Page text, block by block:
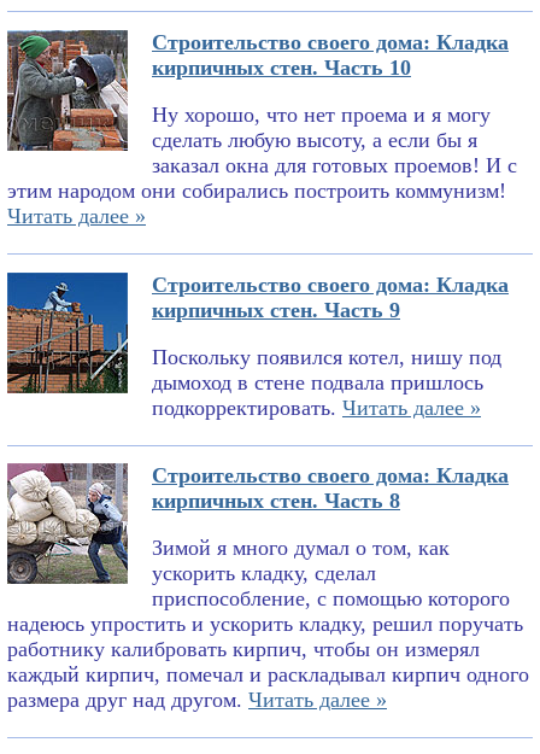
Строительство своего дома: Кладка
кирпичных стен. Часть 10
Ну хорошо, что нет проема и я могу
сделать любую высоту, а если бы я
заказал окна для готовых проемов! И с
этим народом они собирались построить коммунизм!
Читать далее »
Строительство своего дома: Кладка
кирпичных стен. Часть 9
Поскольку появился котел, нишу под
дымоход в стене подвала пришлось
подкорректировать. Читать далее »
Строительство своего дома: Кладка
кирпичных стен. Часть 8
Зимой я много думал о том, как
ускорить кладку, сделал
приспособление, с помощью которого
надеюсь упростить и ускорить кладку, решил поручать
работнику калибровать кирпич, чтобы он измерял
каждый кирпич, помечал и раскладывал кирпич одного
размера друг над другом. Читать далее »